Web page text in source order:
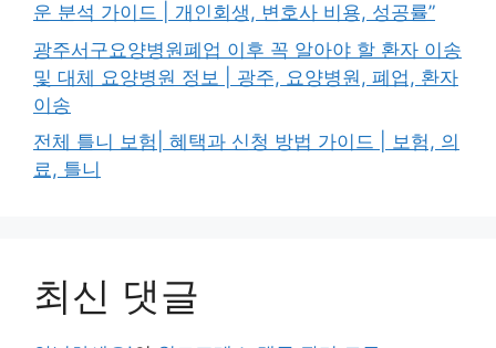
운 분석 가이드 | 개인회생, 변호사 비용, 성공률”
광주서구요양병원폐업 이후 꼭 알아야 할 환자 이송
및 대체 요양병원 정보 | 광주, 요양병원, 폐업, 환자
이송
전체 틀니 보험| 혜택과 신청 방법 가이드 | 보험, 의
료, 틀니
최신 댓글